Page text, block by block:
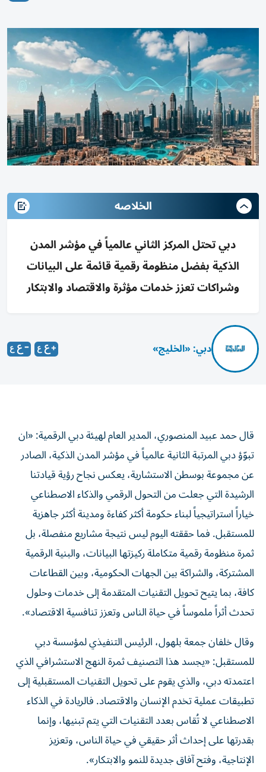
الخلاصه
دبي تحتل المركز الثاني عالمياً في مؤشر المدن
الذكية بفضل منظومة رقمية قائمة على البيانات
وشراكات تعزز خدمات مؤثرة والاقتصاد والابتكار
دبي: «الخليج»
قال حمد عبيد المنصوري، المدير العام لهيئة دبي الرقمية: «ان
تبوّؤ دبي المرتبة الثانية عالمياً في مؤشر المدن الذكية، الصادر
عن مجموعة بوسطن الاستشارية، يعكس نجاح رؤية قيادتنا
الرشيدة التي جعلت من التحول الرقمي والذكاء الاصطناعي
خياراً استراتيجياً لبناء حكومة أكثر كفاءة ومدينة أكثر جاهزية
للمستقبل. فما حققته اليوم ليس نتيجة مشاريع منفصلة، بل
ثمرة منظومة رقمية متكاملة ركيزتها البيانات، والبنية الرقمية
المشتركة، والشراكة بين الجهات الحكومية، وبين القطاعات
كافة، بما يتيح تحويل التقنيات المتقدمة إلى خدمات وحلول
تحدث أثراً ملموساً في حياة الناس وتعزز تنافسية الاقتصاد».
وقال خلفان جمعة بلهول، الرئيس التنفيذي لمؤسسة دبي
للمستقبل: «يجسد هذا التصنيف ثمرة النهج الاستشرافي الذي
اعتمدته دبي، والذي يقوم على تحويل التقنيات المستقبلية إلى
تطبيقات عملية تخدم الإنسان والاقتصاد. فالريادة في الذكاء
الاصطناعي لا تُقاس بعدد التقنيات التي يتم تبنيها، وإنما
بقدرتها على إحداث أثر حقيقي في حياة الناس، وتعزيز
الإنتاجية، وفتح آفاق جديدة للنمو والابتكار».